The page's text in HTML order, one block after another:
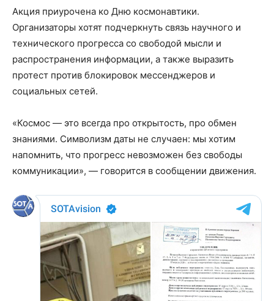
Акция приурочена ко Дню космонавтики.
Организаторы хотят подчеркнуть связь научного и
технического прогресса со свободой мысли и
распространения информации, а также выразить
протест против блокировок мессенджеров и
социальных сетей.
«Космос — это всегда про открытость, про обмен
знаниями. Символизм даты не случаен: мы хотим
напомнить, что прогресс невозможен без свободы
коммуникации», — говорится в сообщении движения.